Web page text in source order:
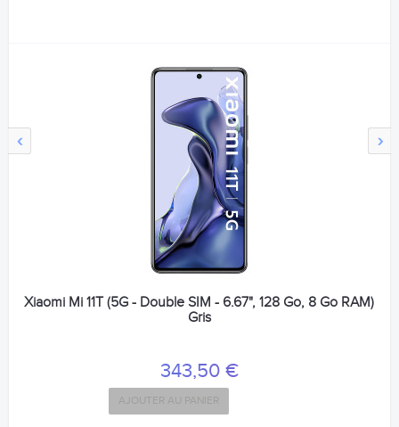
‹ ›
Xiaomi Mi 11T (5G - Double SIM - 6.67", 128 Go, 8 Go RAM)
Gris
343,50 €
AJOUTER AU PANIER